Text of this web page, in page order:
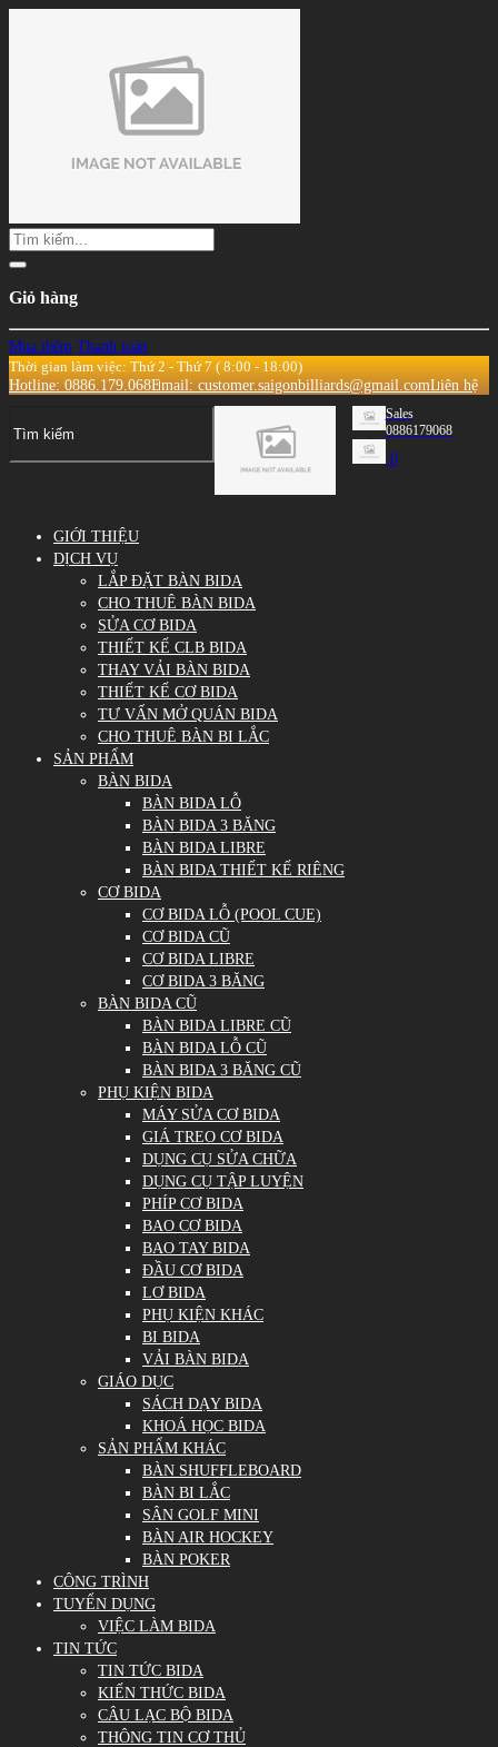
Giỏ hàng
Mua thêm Thanh toán
Thời gian làm việc: Thứ 2 - Thứ 7 ( 8:00 - 18:00)
Hotline: 0886.179.068Email: customer.saigonbilliards@gmail.comLiên hệ
Sales
0886179068
0
GIỚI THIỆU
DỊCH VỤ
LẮP ĐẶT BÀN BIDA
CHO THUÊ BÀN BIDA
SỬA CƠ BIDA
THIẾT KẾ CLB BIDA
THAY VẢI BÀN BIDA
THIẾT KẾ CƠ BIDA
TƯ VẤN MỞ QUÁN BIDA
CHO THUÊ BÀN BI LẮC
SẢN PHẨM
BÀN BIDA
BÀN BIDA LỖ
BÀN BIDA 3 BĂNG
BÀN BIDA LIBRE
BÀN BIDA THIẾT KẾ RIÊNG
CƠ BIDA
CƠ BIDA LỖ (POOL CUE)
CƠ BIDA CŨ
CƠ BIDA LIBRE
CƠ BIDA 3 BĂNG
BÀN BIDA CŨ
BÀN BIDA LIBRE CŨ
BÀN BIDA LỖ CŨ
BÀN BIDA 3 BĂNG CŨ
PHỤ KIỆN BIDA
MÁY SỬA CƠ BIDA
GIÁ TREO CƠ BIDA
DỤNG CỤ SỬA CHỮA
DỤNG CỤ TẬP LUYỆN
PHÍP CƠ BIDA
BAO CƠ BIDA
BAO TAY BIDA
ĐẦU CƠ BIDA
LƠ BIDA
PHỤ KIỆN KHÁC
BI BIDA
VẢI BÀN BIDA
GIÁO DỤC
SÁCH DẠY BIDA
KHOÁ HỌC BIDA
SẢN PHẨM KHÁC
BÀN SHUFFLEBOARD
BÀN BI LẮC
SÂN GOLF MINI
BÀN AIR HOCKEY
BÀN POKER
CÔNG TRÌNH
TUYỂN DỤNG
VIỆC LÀM BIDA
TIN TỨC
TIN TỨC BIDA
KIẾN THỨC BIDA
CÂU LẠC BỘ BIDA
THÔNG TIN CƠ THỦ